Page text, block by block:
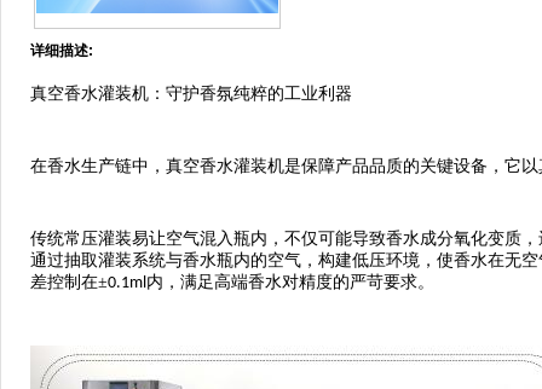
详细描述:
真空香水灌装机：守护香氛纯粹的工业利器
在香水生产链中，真空香水灌装机是保障产品品质的关键设备，它
传统常压灌装易让空气混入瓶内，不仅可能导致香水成分氧化变质
通过抽取灌装系统与香水瓶内的空气，构建低压环境，使香水在无
差控制在±0.1ml内，满足高端香水对精度的严苛要求。